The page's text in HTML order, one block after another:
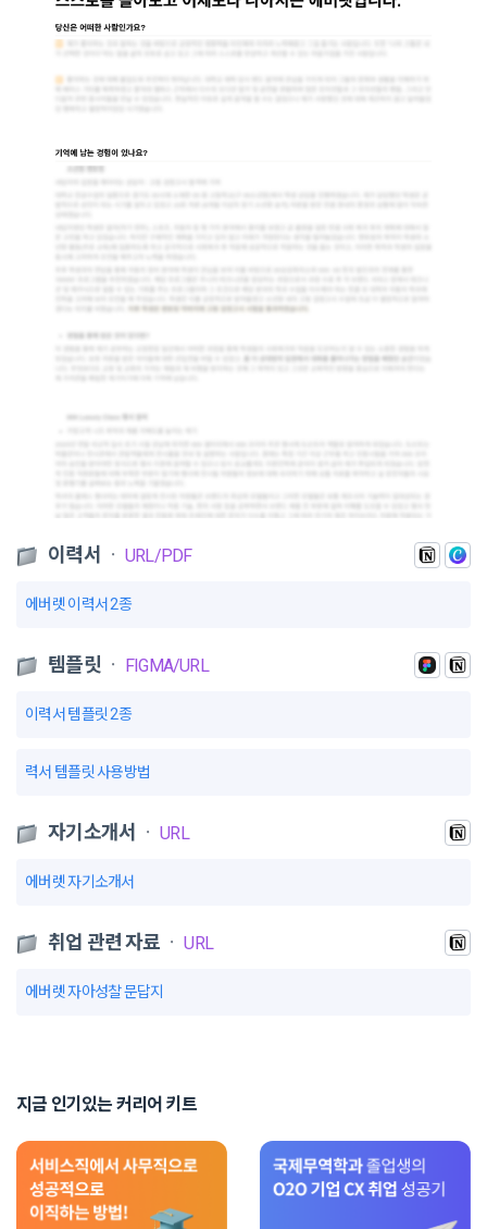
이력서 ㆍ URL/PDF
에버렛 이력서 2종
템플릿 ㆍ FIGMA/URL
이력서 템플릿 2종
력서 템플릿 사용방법
자기소개서 ㆍ URL
에버렛 자기소개서
취업 관련 자료 ㆍ URL
에버렛 자아성찰 문답지
지금 인기있는 커리어 키트